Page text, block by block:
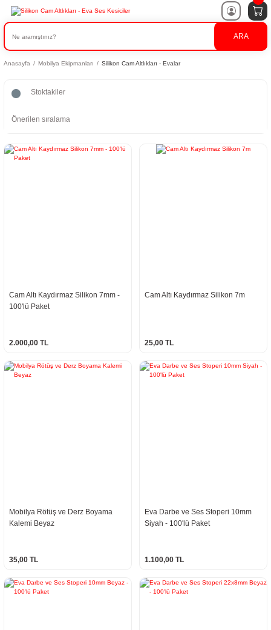
ARA
Anasayfa Mobilya Ekipmanları Silikon Cam Altlıkları - Evalar
Stoktakiler
Cam Altı Kaydırmaz Silikon 7mm -
100'lü Paket
2.000,00 TL
Cam Altı Kaydırmaz Silikon 7m
25,00 TL
Mobilya Rötüş ve Derz Boyama
Kalemi Beyaz
35,00 TL
Eva Darbe ve Ses Stoperi 10mm
Siyah - 100'lü Paket
1.100,00 TL